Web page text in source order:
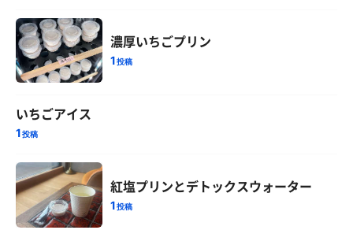
濃厚いちごプリン
1投稿
いちごアイス
1投稿
紅塩プリンとデトックスウォーター
1投稿